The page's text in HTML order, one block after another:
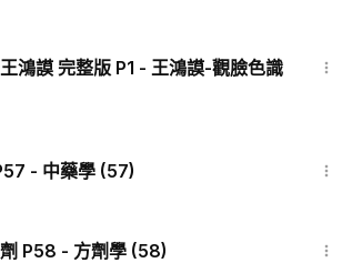
鴻謨 完整版 P1 - 王鴻謨-觀臉色識
- 中藥學 (57)
劑 P58 - 方劑學 (58)